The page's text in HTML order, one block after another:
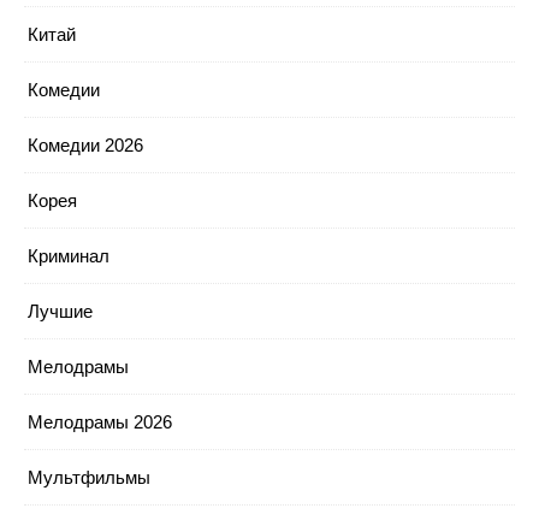
Китай
Комедии
Комедии 2026
Корея
Криминал
Лучшие
Мелодрамы
Мелодрамы 2026
Мультфильмы